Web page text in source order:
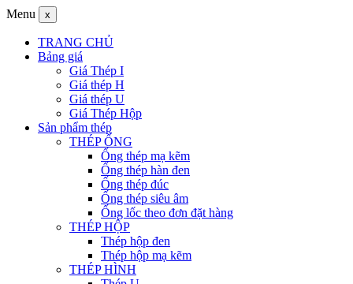
Menu x
TRANG CHỦ
Bảng giá
Giá Thép I
Giá thép H
Giá thép U
Giá Thép Hộp
Sản phẩm thép
THÉP ỐNG
Ống thép mạ kẽm
Ống thép hàn đen
Ống thép đúc
Ống thép siêu âm
Ống lốc theo đơn đặt hàng
THÉP HỘP
Thép hộp đen
Thép hộp mạ kẽm
THÉP HÌNH